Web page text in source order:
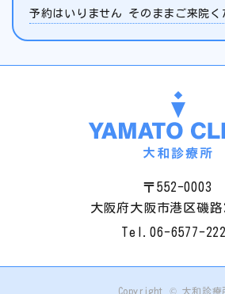
予約はいりません そのままご来院く
〒552-0003
大阪府大阪市港区磯
Tel.06-6577-
Copyright © 大和診療